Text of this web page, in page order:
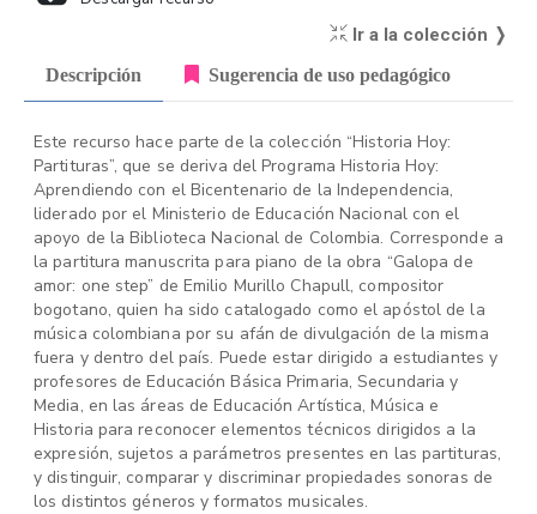
Ir a la colección ❭
Descripción Sugerencia de uso pedagógico
Este recurso hace parte de la colección “Historia Hoy:
Partituras”, que se deriva del Programa Historia Hoy:
Aprendiendo con el Bicentenario de la Independencia,
liderado por el Ministerio de Educación Nacional con el
apoyo de la Biblioteca Nacional de Colombia. Corresponde a
la partitura manuscrita para piano de la obra “Galopa de
amor: one step” de Emilio Murillo Chapull, compositor
bogotano, quien ha sido catalogado como el apóstol de la
música colombiana por su afán de divulgación de la misma
fuera y dentro del país. Puede estar dirigido a estudiantes y
profesores de Educación Básica Primaria, Secundaria y
Media, en las áreas de Educación Artística, Música e
Historia para reconocer elementos técnicos dirigidos a la
expresión, sujetos a parámetros presentes en las partituras,
y distinguir, comparar y discriminar propiedades sonoras de
los distintos géneros y formatos musicales.